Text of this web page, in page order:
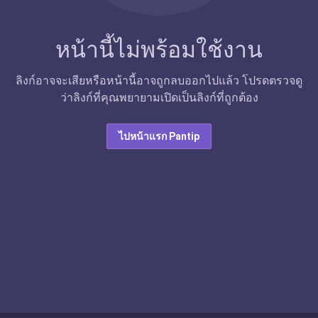
หน้านี้ไม่พร้อมใช้งาน
ลิงก์อาจจะเสียหรือหน้านี้อาจถูกลบออกไปแล้ว โปรดตรวจดู
ว่าลิงก์ที่คุณพยายามเปิดเป็นลิงก์ที่ถูกต้อง
ไปหน้าแรก Pantip